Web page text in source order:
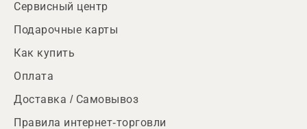
Сервисный центр
Подарочные карты
Как купить
Оплата
Доставка / Самовывоз
Правила интернет-торговли